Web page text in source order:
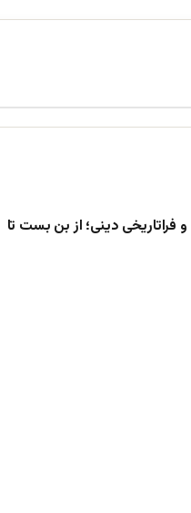
فراتاریخی دینی؛ از بن بست تا